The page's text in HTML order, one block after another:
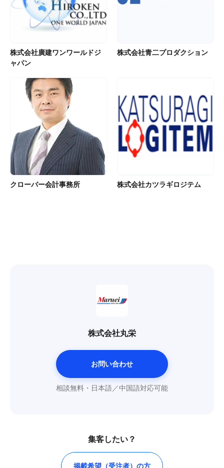
株式会社廣建ワンワールドジ
ャパン
株式会社青二プロダクション
クローバー会計事務所 株式会社カツラギロジテム
株式会社丸栄
お問い合わせ
相談無料・日本語／中国語対応可能
集客したい？
掲載希望（受注者）の方